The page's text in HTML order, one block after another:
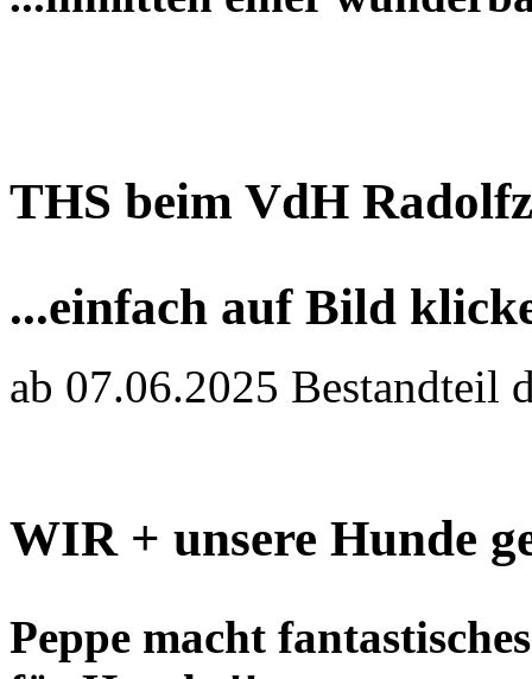
THS beim VdH
...einfach auf Bild
ab 07.06.2025 Bestandteil
WIR + unsere Hunde
Peppe macht